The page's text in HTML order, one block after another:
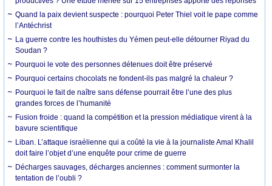
Quand la paix devient suspecte : pourquoi Peter Thiel voit le pape comme
l’Antéchrist
La guerre contre les houthistes du Yémen peut-elle détourner Riyad du
Soudan ?
Pourquoi le vote des personnes détenues doit être préservé
Pourquoi certains chocolats ne fondent-ils pas malgré la chaleur ?
Pourquoi le fait de naître sans défense pourrait être l’une des plus
grandes forces de l’humanité
Fusion froide : quand la compétition et la pression médiatique virent à la
bavure scientifique
Liban. L’attaque israélienne qui a coûté la vie à la journaliste Amal Khalil
doit faire l’objet d’une enquête pour crime de guerre
Décharges sauvages, décharges anciennes : comment surmonter la
tentation de l’oubli ?